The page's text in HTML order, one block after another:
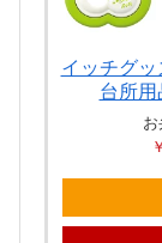
イッチグ
台所用